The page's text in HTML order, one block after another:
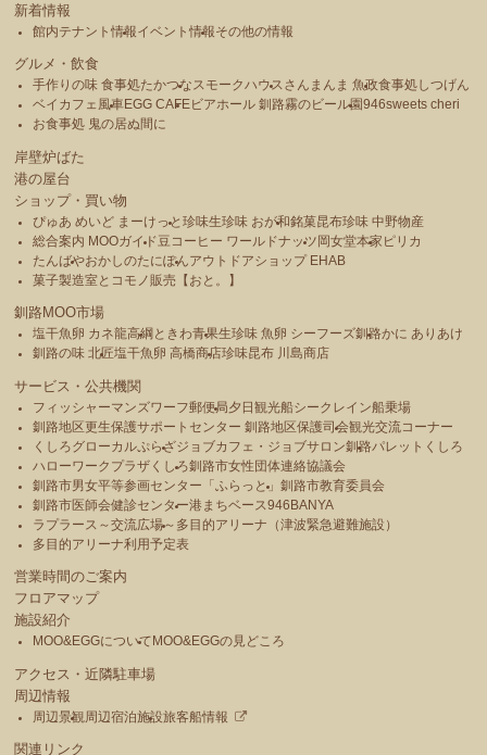
新着情報
館内テナント情報イベント情報その他の情報
グルメ・飲食
手作りの味 食事処たかつな スモークハウス さんまんま 魚政食事処しつげん
ベイカフェ風車EGG CAFE ビアホール 釧路霧のビール園946sweets cheri
お食事処 鬼の居ぬ間に
岸壁炉ばた
港の屋台
ショップ・買い物
ぴゅあ めいど まーけっと珍味生珍味 おが和銘菓昆布珍味 中野物産
総合案内 MOOガイド豆コーヒー ワールドナッツ 岡女堂本家 ピリカ
たんばやおかしのたにぽんアウトドアショップ EHAB
菓子製造室とコモノ販売【おと。】
釧路MOO市場
塩干魚卵 カネ龍高綱 ときわ青果生珍味 魚卵 シーフーズ釧路かに ありあけ
釧路の味 北匠塩干魚卵 高橋商店珍味昆布 川島商店
サービス・公共機関
フィッシャーマンズワーフ郵便局夕日観光船シークレイン船乗場
釧路地区更生保護サポートセンター 釧路地区保護司会観光交流コーナー
くしろグローカルぷらざジョブカフェ・ジョブサロン釧路パレットくしろ
ハローワークプラザくしろ釧路市女性団体連絡協議会
釧路市男女平等参画センター「ふらっと」釧路市教育委員会
釧路市医師会健診センター港まちベース946BANYA
ラプラース～交流広場～ 多目的アリーナ（津波緊急避難施設）
多目的アリーナ利用予定表
営業時間のご案内
フロアマップ
施設紹介
MOO&EGGについて MOO&EGGの見どころ
アクセス・近隣駐車場
周辺情報
周辺景観 周辺宿泊施設旅客船情報
関連リンク